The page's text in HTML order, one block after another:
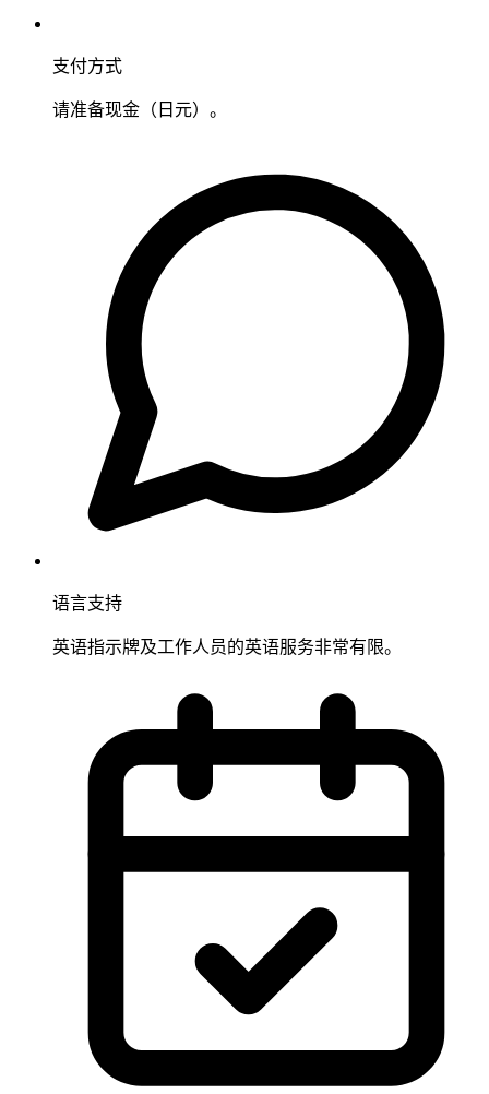
支付方式
请准备现金（日元）。
语言支持
英语指示牌及工作人员的英语服务非常有限。